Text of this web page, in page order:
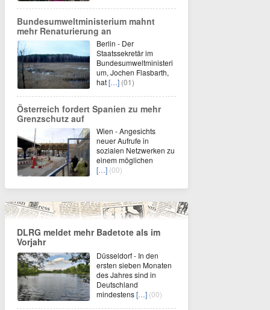
Bundesumweltministerium mahnt
mehr Renaturierung an
Berlin - Der
Staatssekretär im
Bundesumweltministeri
um, Jochen Flasbarth,
hat[…] (01)
Österreich fordert Spanien zu mehr
Grenzschutz auf
Wien - Angesichts
neuer Aufrufe in
sozialen Netzwerken zu
einem möglichen
[…] (00)
DLRG meldet mehr Badetote als im
Vorjahr
Düsseldorf - In den
ersten sieben Monaten
des Jahres sind in
Deutschland
mindestens[…] (00)